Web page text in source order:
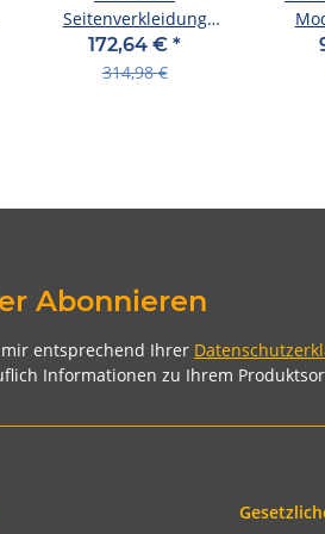
Seitenverkleidung
"Aero Wing"Für HO
CB650R AB 2024
172,64 € *
314,98 €
Abonnieren
entsprechend Ihrer
Informationen zu Ihrem